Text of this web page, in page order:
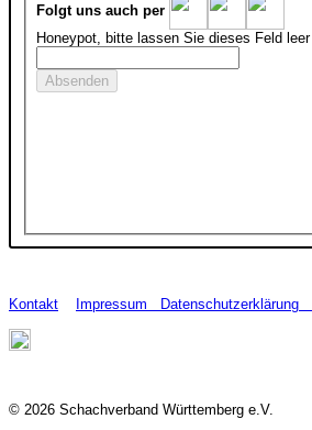
Folgt uns auch per
Honeypot, bitte lassen Sie dieses Feld leer
Kontakt Impressum Datenschutzerklärung
© 2026 Schachverband Württemberg e.V.